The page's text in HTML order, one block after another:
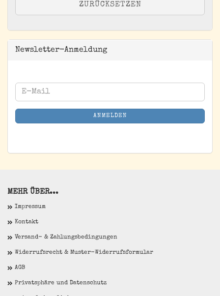
ZURÜCKSETZEN
Newsletter-Anmeldung
WEITER
ZUR
NEWSLETTER-
ANMELDUNG
E-
Mail
ANMELDEN
MEHR ÜBER...
Impressum
Kontakt
Versand- & Zahlungsbedingungen
Widerrufsrecht & Muster-Widerrufsformular
AGB
Privatsphäre und Datenschutz